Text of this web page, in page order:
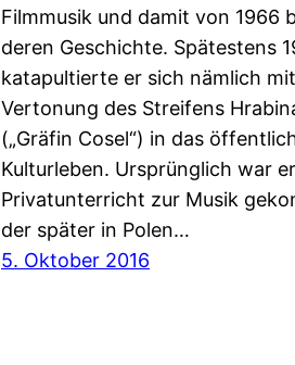
Filmmusik und damit von 1966
deren Geschichte. Spätestens
katapultierte er sich nämlich
Vertonung des Streifens
(„Gräfin Cosel“) in das
Kulturleben. Ursprünglich war
Privatunterricht zur Musik
der später in Polen…
5. Oktober 2016